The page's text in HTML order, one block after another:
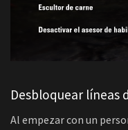
Desbloquear líneas
Al empezar con un